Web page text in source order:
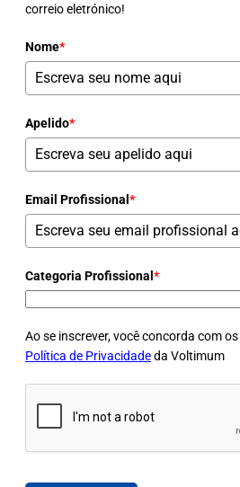
correio eletrónico!
Nome*
Apelido*
Email Profissional *
Categoria Profissional *
Ao se inscrever, você concorda com os
Política de Privacidadeda Voltimum